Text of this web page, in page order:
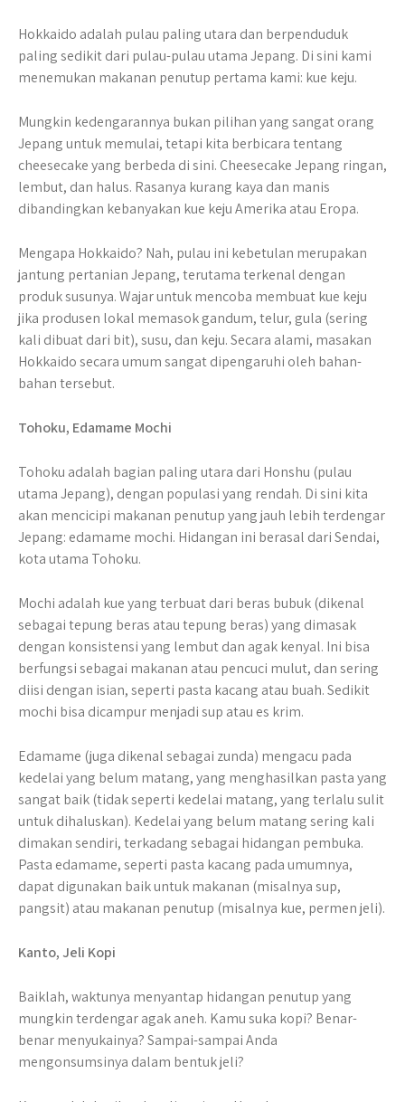
Hokkaido adalah pulau paling utara dan berpenduduk
paling sedikit dari pulau-pulau utama Jepang. Di sini kami
menemukan makanan penutup pertama kami: kue keju.
Mungkin kedengarannya bukan pilihan yang sangat orang
Jepang untuk memulai, tetapi kita berbicara tentang
cheesecake yang berbeda di sini. Cheesecake Jepang ringan,
lembut, dan halus. Rasanya kurang kaya dan manis
dibandingkan kebanyakan kue keju Amerika atau Eropa.
Mengapa Hokkaido? Nah, pulau ini kebetulan merupakan
jantung pertanian Jepang, terutama terkenal dengan
produk susunya. Wajar untuk mencoba membuat kue keju
jika produsen lokal memasok gandum, telur, gula (sering
kali dibuat dari bit), susu, dan keju. Secara alami, masakan
Hokkaido secara umum sangat dipengaruhi oleh bahan-
bahan tersebut.
Tohoku, Edamame Mochi
Tohoku adalah bagian paling utara dari Honshu (pulau
utama Jepang), dengan populasi yang rendah. Di sini kita
akan mencicipi makanan penutup yang jauh lebih terdengar
Jepang: edamame mochi. Hidangan ini berasal dari Sendai,
kota utama Tohoku.
Mochi adalah kue yang terbuat dari beras bubuk (dikenal
sebagai tepung beras atau tepung beras) yang dimasak
dengan konsistensi yang lembut dan agak kenyal. Ini bisa
berfungsi sebagai makanan atau pencuci mulut, dan sering
diisi dengan isian, seperti pasta kacang atau buah. Sedikit
mochi bisa dicampur menjadi sup atau es krim.
Edamame (juga dikenal sebagai zunda) mengacu pada
kedelai yang belum matang, yang menghasilkan pasta yang
sangat baik (tidak seperti kedelai matang, yang terlalu sulit
untuk dihaluskan). Kedelai yang belum matang sering kali
dimakan sendiri, terkadang sebagai hidangan pembuka.
Pasta edamame, seperti pasta kacang pada umumnya,
dapat digunakan baik untuk makanan (misalnya sup,
pangsit) atau makanan penutup (misalnya kue, permen jeli).
Kanto, Jeli Kopi
Baiklah, waktunya menyantap hidangan penutup yang
mungkin terdengar agak aneh. Kamu suka kopi? Benar-
benar menyukainya? Sampai-sampai Anda
mengonsumsinya dalam bentuk jeli?